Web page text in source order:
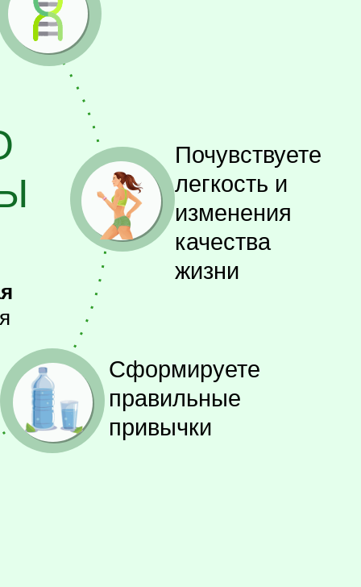
Сформируете
правильные
привычки
Почувствуете
легкость и
изменения
качества
жизни